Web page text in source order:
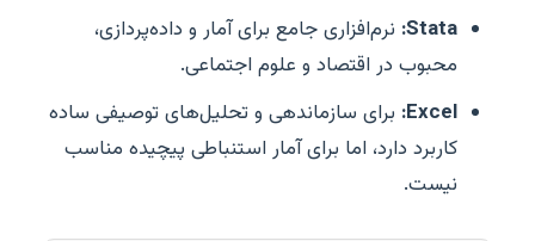
Stata: نرم‌افزاری جامع برای آمار و داده‌پردازی،
محبوب در اقتصاد و علوم اجتماعی.
Excel: برای سازماندهی و تحلیل‌های توصیفی ساده
کاربرد دارد، اما برای آمار استنباطی پیچیده مناسب
نیست.